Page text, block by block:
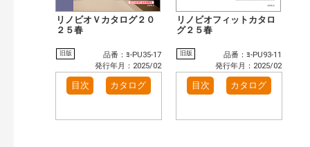
リノビオＶカタログ２０
２５春
旧版
品番：ﾖ-PU35-17
発行年月：2025/02
目次 カタログ
リノビオフィットカタロ
グ２５春
旧版
品番：ﾖ-PU93-11
発行年月：2025/02
目次 カタログ